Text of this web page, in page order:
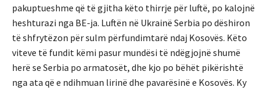
pakuptueshme që të gjitha këto thirrje për luftë, po kalojnë
heshturazi nga BE-ja. Luftën në Ukrainë Serbia po dëshiron
të shfrytëzon për sulm përfundimtarë ndaj Kosovës. Këto
viteve të fundit këmi pasur mundësi të ndëgjojnë shumë
herë se Serbia po armatosët, dhe kjo po bëhët pikërishtë
nga ata që e ndihmuan lirinë dhe pavarësinë e Kosovës. Ky